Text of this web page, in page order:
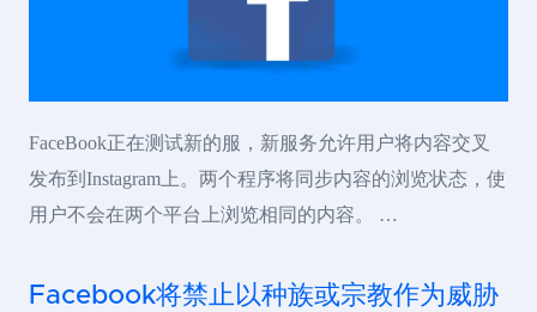
FaceBook正在测试新的服，新服务允许用户将内容交叉
发布到Instagram上。两个程序将同步内容的浏览状态，使
用户不会在两个平台上浏览相同的内容。 …
Facebook将禁止以种族或宗教作为威胁